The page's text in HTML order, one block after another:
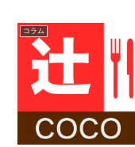
コラム